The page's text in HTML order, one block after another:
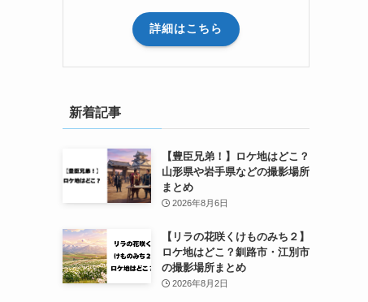
詳細はこちら
新着記事
【豊臣兄弟！】ロケ地はどこ？
山形県や岩手県などの撮影場所
まとめ
2026年8月6日
【リラの花咲くけものみち２】
ロケ地はどこ？釧路市・江別市
の撮影場所まとめ
2026年8月2日